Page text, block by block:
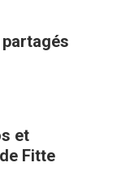
et
Fitte